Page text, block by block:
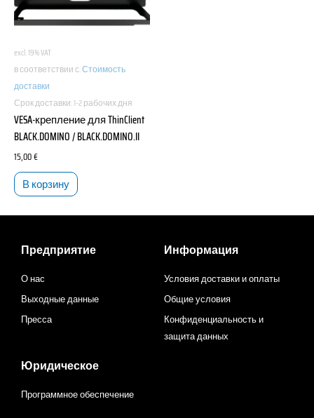
excl. 19% VAT
в соответствии с.Стоимость
доставки
Срок доставки:1-2 рабочих дня
VESA-крепление для ThinClient
BLACK.DOMINO / BLACK.DOMINO.II
15,00€
В корзину
Предприятие
О нас
Выходные данные
Пресса
Информация
Условия доставки и оплаты
Общие условия
Конфиденциальность и
защита данных
Юридическое
Программное обеспечение